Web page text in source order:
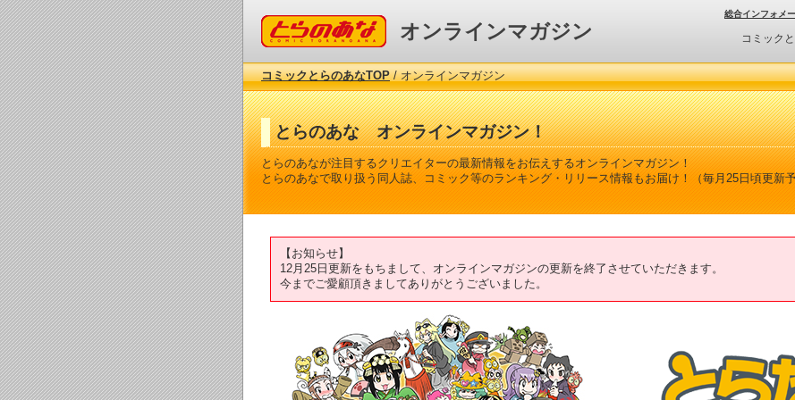
コミックとらのあな オンラインマガジン コミック
総合インフォメ
コミックとらのあなTOP/ オンラインマガジン
とらのあな オンラインマガジン！
とらのあなが注目するクリエイターの最新情報をお伝えするオンラインマガジン！
とらのあなで取り扱う同人誌、コミック等のランキング・リリース情報もお届け！（毎月25日頃更新予
【お知らせ】
12月25日更新をもちまして、オンラインマガジンの更新を終了させていただきます。
今までご愛顧頂きましてありがとうございました。